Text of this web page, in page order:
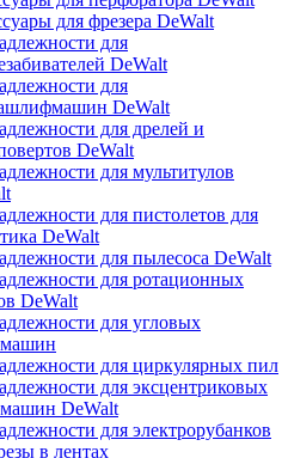
для фрезера DeWalt
для
DeWalt
для
DeWalt
для дрелей и
DeWalt
для мультитулов
для пистолетов для
DeWalt
для пылесоса DeWalt
для ротационных
DeWalt
для угловых
для циркулярных пил
для эксцентриковых
DeWalt
для электрорубанков
в лентах